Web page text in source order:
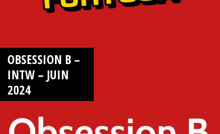
OBSESSION B –
INTW – JUIN
2024